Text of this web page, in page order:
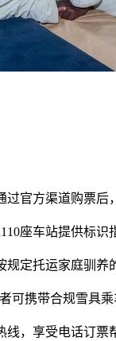
过官方渠道购票后
座车站提供标识
规定托运家庭驯养
可携带合规雪具乘
，享受电话订票